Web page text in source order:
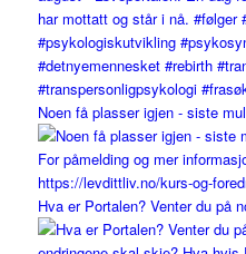
Noen få plasser igjen - siste
Hva er Portalen? Venter du på